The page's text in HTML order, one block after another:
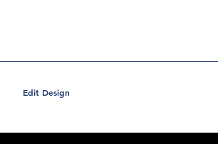
Edit Design